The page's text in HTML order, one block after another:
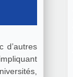
d’autres